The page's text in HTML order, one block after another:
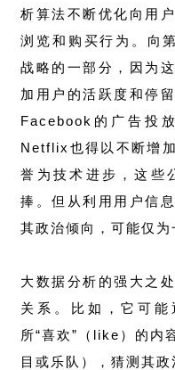
析算法不断优化向用
浏览和购买行为。向
战略的一部分，因为
加用户的活跃度和停
Facebook的广告投
Netflix也得以不断增
誉为技术进步，这些
捧。但从利用用户信
其政治倾向，可能仅为
大数据分析的强大之
关系。比如，它可
所“喜欢”（like）的内
目或乐队），猜测其政